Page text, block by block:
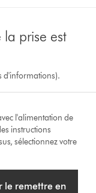
prise est
d'informations).
l'alimentation de
instructions
sélectionnez votre
le remettre en